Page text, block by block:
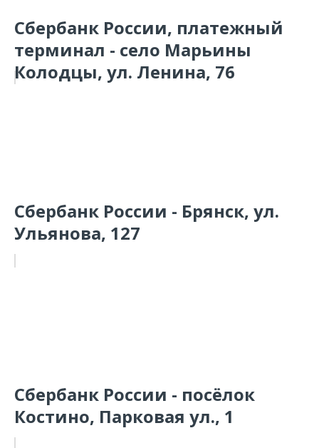
Сбербанк России, платежный
терминал - село Марьины
Колодцы, ул. Ленина, 76
Сбербанк России - Брянск, ул.
Ульянова, 127
Сбербанк России - посёлок
Костино, Парковая ул., 1